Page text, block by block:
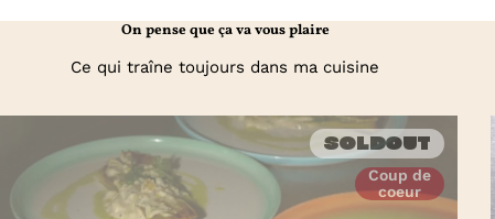
On pense que ça va vous plaire
Ce qui traîne toujours dans ma cuisine
Soldout
Coup de
coeur